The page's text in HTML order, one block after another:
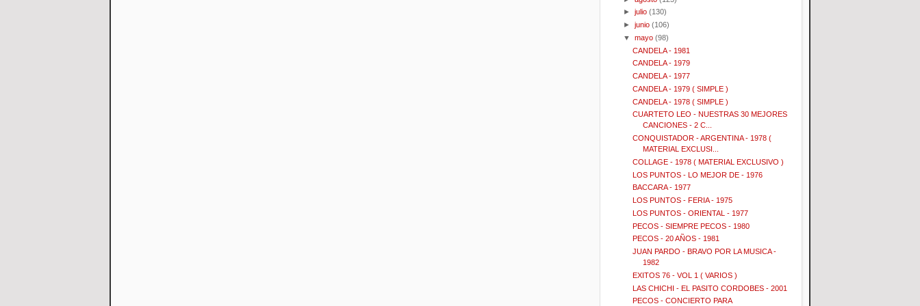
►julio (130)
►junio (106)
▼mayo (98)
CANDELA - 1981
CANDELA - 1979
CANDELA - 1977
CANDELA - 1979 ( SIMPLE )
CANDELA - 1978 ( SIMPLE )
CUARTETO LEO - NUESTRAS 30 MEJORES
CANCIONES - 2 C...
CONQUISTADOR - ARGENTINA - 1978 (
MATERIAL EXCLUSI...
COLLAGE - 1978 ( MATERIAL EXCLUSIVO )
LOS PUNTOS - LO MEJOR DE - 1976
BACCARA - 1977
LOS PUNTOS - FERIA - 1975
LOS PUNTOS - ORIENTAL - 1977
PECOS - SIEMPRE PECOS - 1980
PECOS - 20 AÑOS - 1981
JUAN PARDO - BRAVO POR LA MUSICA -
1982
EXITOS 76 - VOL 1 ( VARIOS )
LAS CHICHI - EL PASITO CORDOBES - 2001
PECOS - CONCIERTO PARA